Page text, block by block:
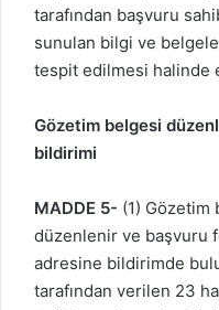
tarafından başvuru
sunulan bilgi ve
tespit edilmesi halinde
Gözetim belgesi
bildirimi
MADDE 5- (1)
düzenlenir ve başvuru
adresine bildirimde
tarafından verilen 23